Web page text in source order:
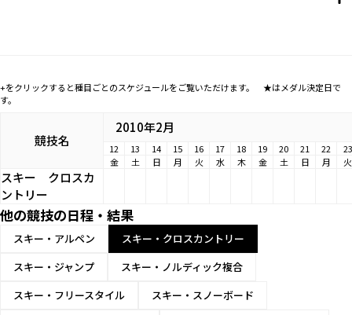
+をクリックすると種目ごとのスケジュールをご覧いただけます。 ★はメダル決定日で
す。
競技名
2010年2月
12 13 14 15 16 17 18 19 20 21 22
23
金
土 日 月 火 水 木 金 土 日 月 火
スキー クロスカ
ントリー
他の競技の日程・結果
スキー・アルペン
スキー・クロスカントリー
スキー・ジャンプ
スキー・ノルディック複合
スキー・フリースタイル
スキー・スノーボード